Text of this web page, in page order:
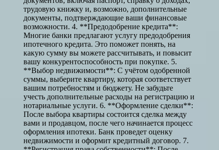
трудовую книжку и, возможно, дополнительные
документы, подтверждающие ваши финансовые
возможности. 4. **Предодобрение кредита**:
Многие банки предлагают услугу предодобрения
ипотечного кредита. Это поможет понять, на
какую сумму вы можете рассчитывать, и повысит
вашу конкурентоспособность при покупке. 5.
**Выбор недвижимости**: С учётом одобренной
суммы, выберите квартиру, которая соответствует
вашим потребностям и бюджету. Не забудьте
учесть дополнительные расходы на регистрацию и
нотариальные услуги. 6. **Оформление сделки**:
После выбора квартиры состоится сделка между
вами и продавцом, после чего начинается процесс
оформления ипотеки. Банк проведет оценку
недвижимости и оформит кредитный договор. 7.